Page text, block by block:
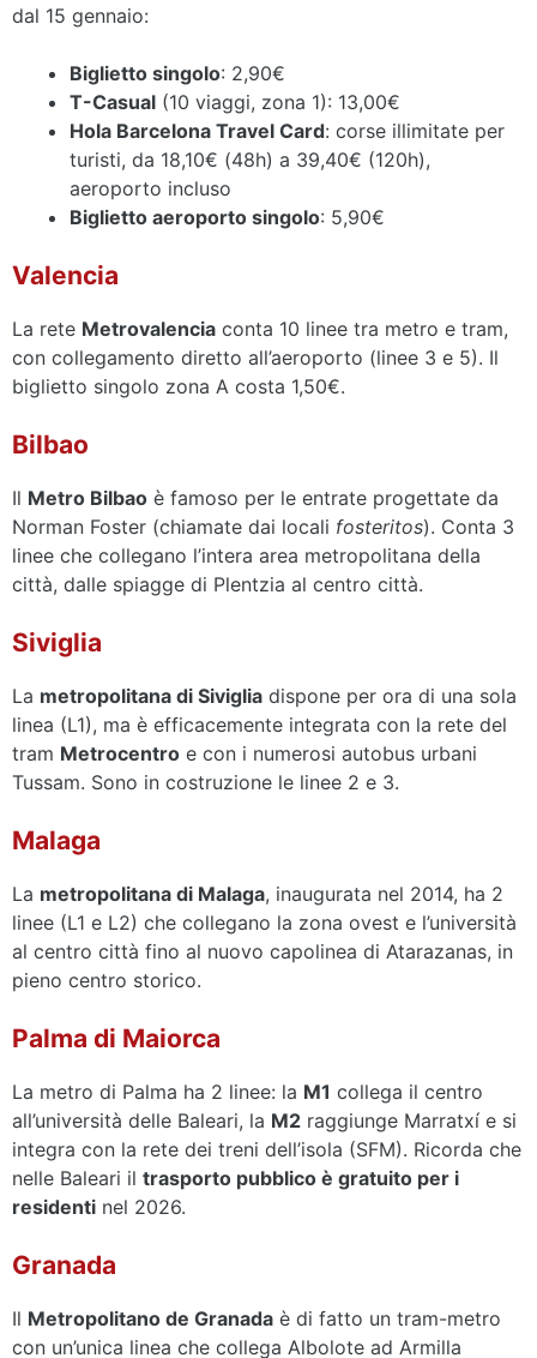
dal 15 gennaio:
Biglietto singolo: 2,90€
T-Casual (10 viaggi, zona 1): 13,00€
Hola Barcelona Travel Card: corse illimitate per
turisti, da 18,10€ (48h) a 39,40€ (120h),
aeroporto incluso
Biglietto aeroporto singolo: 5,90€
Valencia
La rete Metrovalencia conta 10 linee tra metro e tram,
con collegamento diretto all’aeroporto (linee 3 e 5). Il
biglietto singolo zona A costa 1,50€.
Bilbao
Il Metro Bilbao è famoso per le entrate progettate da
Norman Foster (chiamate dai locali fosteritos). Conta 3
linee che collegano l’intera area metropolitana della
città, dalle spiagge di Plentzia al centro città.
Siviglia
La metropolitana di Siviglia dispone per ora di una sola
linea (L1), ma è efficacemente integrata con la rete del
tram Metrocentro e con i numerosi autobus urbani
Tussam. Sono in costruzione le linee 2 e 3.
Malaga
La metropolitana di Malaga, inaugurata nel 2014, ha 2
linee (L1 e L2) che collegano la zona ovest e l’università
al centro città fino al nuovo capolinea di Atarazanas, in
pieno centro storico.
Palma di Maiorca
La metro di Palma ha 2 linee: la M1 collega il centro
all’università delle Baleari, la M2 raggiunge Marratxí e si
integra con la rete dei treni dell’isola (SFM). Ricorda che
nelle Baleari il trasporto pubblico è gratuito per i
residenti nel 2026.
Granada
Il Metropolitano de Granada è di fatto un tram-metro
con un’unica linea che collega Albolote ad Armilla